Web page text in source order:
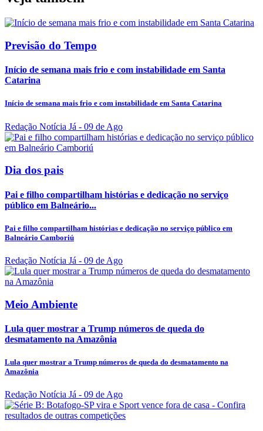
Previsão do Tempo
Início de semana mais frio e com instabilidade em Santa
Catarina
Início de semana mais frio e com instabilidade em Santa Catarina
Redação Notícia Já - 09 de Ago
Dia dos pais
Pai e filho compartilham histórias e dedicação no serviço
público em Balneário...
Pai e filho compartilham histórias e dedicação no serviço público em
Balneário Camboriú
Redação Notícia Já - 09 de Ago
Meio Ambiente
Lula quer mostrar a Trump números de queda do
desmatamento na Amazônia
Lula quer mostrar a Trump números de queda do desmatamento na
Amazônia
Redação Notícia Já - 09 de Ago